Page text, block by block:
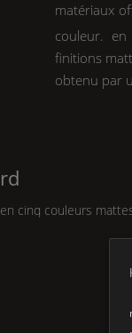
matériaux
couleur.
finitions
obtenu par
cinq couleurs